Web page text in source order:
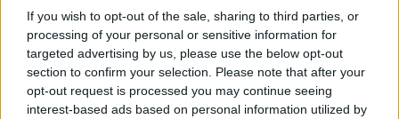
If you wish to opt-out of the sale, sharing to third parties, or
processing of your personal or sensitive information for
targeted advertising by us, please use the below opt-out
section to confirm your selection. Please note that after your
opt-out request is processed you may continue seeing
interest-based ads based on personal information utilized by
«Made in China»; Η αντεπίθεση της
Κίνας απειλεί την κυριαρχία των ΗΠΑ
από την ΑΙ και τα αυτοκίνητα έως τη
μάχη κατά του καρκίνου
10.08.2026, 10:10 44